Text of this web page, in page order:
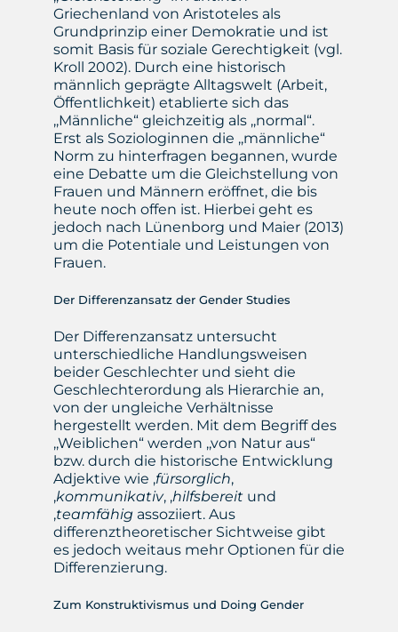
Griechenland von Aristoteles als
Grundprinzip einer Demokratie und ist
somit Basis für soziale Gerechtigkeit (vgl.
Kroll 2002). Durch eine historisch
männlich geprägte Alltagswelt (Arbeit,
Öffentlichkeit) etablierte sich das
,,Männliche“ gleichzeitig als ,,normal“.
Erst als Soziologinnen die ,,männliche“
Norm zu hinterfragen begannen, wurde
eine Debatte um die Gleichstellung von
Frauen und Männern eröffnet, die bis
heute noch offen ist. Hierbei geht es
jedoch nach Lünenborg und Maier (2013)
um die Potentiale und Leistungen von
Frauen.
Der Differenzansatz der Gender Studies
Der Differenzansatz untersucht
unterschiedliche Handlungsweisen
beider Geschlechter und sieht die
Geschlechterordung als Hierarchie an,
von der ungleiche Verhältnisse
hergestellt werden. Mit dem Begriff des
,,Weiblichen“ werden ,,von Natur aus“
bzw. durch die historische Entwicklung
Adjektive wie ,fürsorglich,
,kommunikativ, ,hilfsbereitund
,teamfähig assoziiert. Aus
differenztheoretischer Sichtweise gibt
es jedoch weitaus mehr Optionen für die
Differenzierung.
Zum Konstruktivismus und Doing Gender